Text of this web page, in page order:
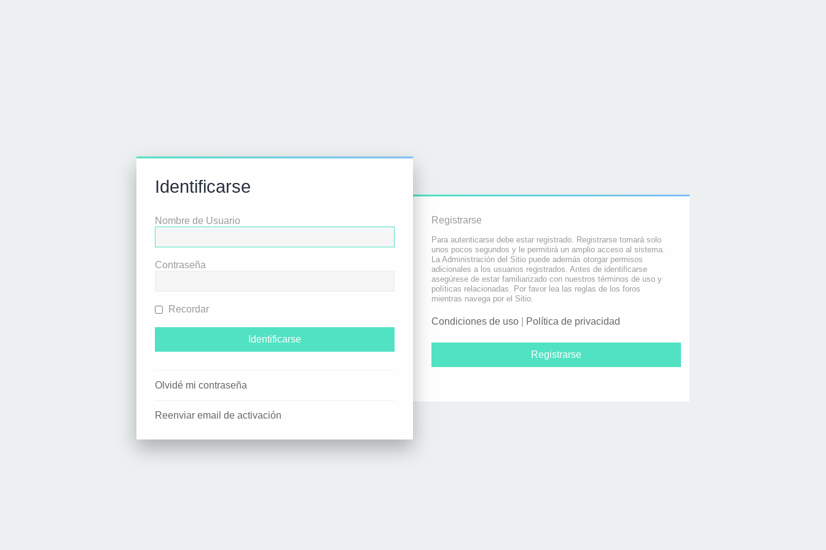
Identificarse
Nombre de Usuario
Contraseña
Recordar
Olvidé mi contraseña
Reenviar email de activación
Registrarse
Para autenticarse debe estar registrado. Registrarse tomará solo
unos pocos segundos y le permitirá un amplio acceso al sistema.
La Administración del Sitio puede además otorgar permisos
adicionales a los usuarios registrados. Antes de identificarse
asegúrese de estar familiarizado con nuestros términos de uso y
políticas relacionadas. Por favor lea las reglas de los foros
mientras navega por el Sitio.
Condiciones de uso Política de privacidad
Registrarse